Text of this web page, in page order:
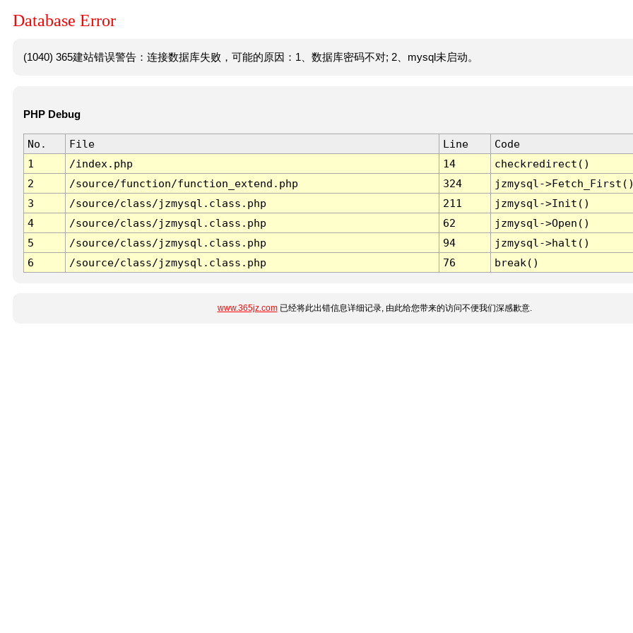
Database Error
(1040) 365建站错误警告：连接数据库失败，可能的原因：1、数据库密码不对; 2、mysql未启动。
PHP Debug
No. File Line
Code
1
/index.php 14
checkredirect()
2
/source/function/function_extend.php 324
jzmysql-
3
/source/class/jzmysql.class.php 211
jzmysql->Init()
4
/source/class/jzmysql.class.php 62
jzmysql->Open()
5
/source/class/jzmysql.class.php 94
jzmysql->halt()
6
/source/class/jzmysql.class.php 76 break()
www.365jz.com已经将此出错信息详细记录, 由此给您带来的访问不便我们深感歉意.